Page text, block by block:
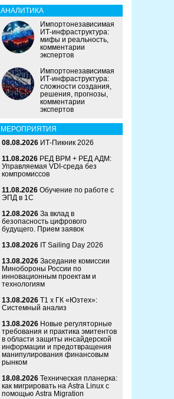
АНАЛИТИКА
Импортонезависимая
ИТ-инфраструктура:
мифы и реальность,
комментарии
экспертов
Импортонезависимая
ИТ-инфраструктура:
сложности создания,
решения, прогнозы,
комментарии
экспертов
МЕРОПРИЯТИЯ
08.08.2026 ИТ-Пикник 2026
11.08.2026 РЕД ВРМ + РЕД АДМ:
Управляемая VDI-среда без
компромиссов
11.08.2026 Обучение по работе с
ЭПД в 1С
12.08.2026 За вклад в
безопасность цифрового
будущего. Прием заявок
13.08.2026 IT Sailing Day 2026
13.08.2026 Заседание комиссии
Минобороны России по
инновационным проектам и
технологиям
13.08.2026 Т1 x ГК «Юзтех»:
Системный анализ
13.08.2026 Новые регуляторные
требования и практика эмитентов
в области защиты инсайдерской
информации и предотвращения
манипулирования финансовым
рынком
18.08.2026 Техническая планерка:
как мигрировать на Astra Linux с
помощью Astra Migration